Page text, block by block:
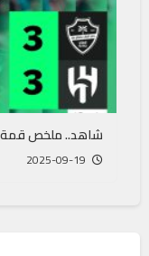
شاهد.. ملخص قمة